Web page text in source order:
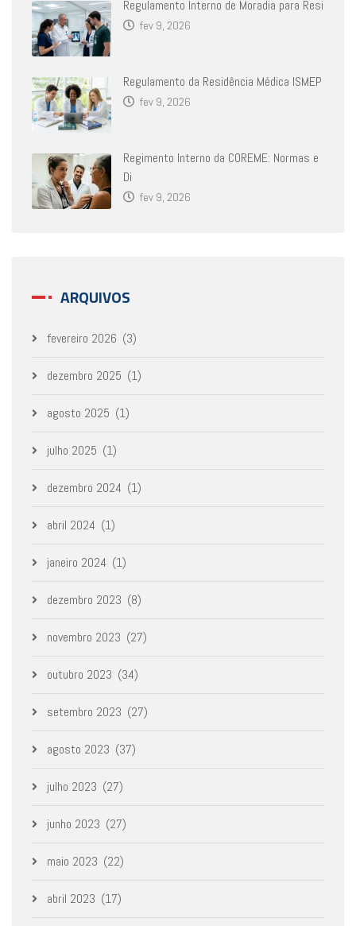
Regulamento Interno de Moradia para Resi
fev 9, 2026
Regulamento da Residência Médica ISMEP
fev 9, 2026
Regimento Interno da COREME: Normas e
Di
fev 9, 2026
ARQUIVOS
fevereiro 2026 (3)
dezembro 2025 (1)
agosto 2025 (1)
julho 2025 (1)
dezembro 2024 (1)
abril 2024 (1)
janeiro 2024 (1)
dezembro 2023 (8)
novembro 2023 (27)
outubro 2023 (34)
setembro 2023 (27)
agosto 2023 (37)
julho 2023 (27)
junho 2023 (27)
maio 2023 (22)
abril 2023 (17)